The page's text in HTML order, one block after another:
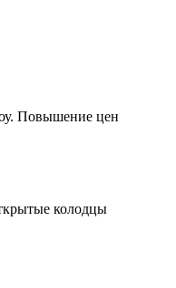
Повышение цен
колодцы